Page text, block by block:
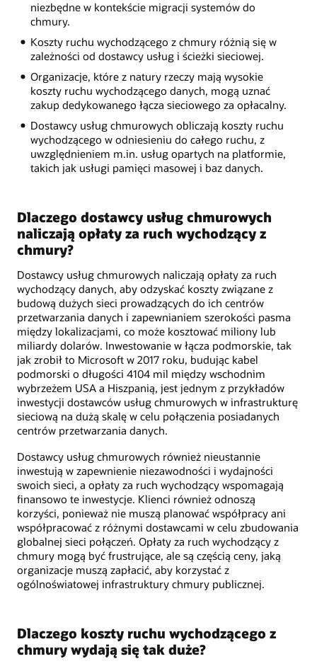
niezbędne w kontekście migracji systemów do
chmury.
Koszty ruchu wychodzącego z chmury różnią się w
zależności od dostawcy usług i ścieżki sieciowej.
Organizacje, które z natury rzeczy mają wysokie
koszty ruchu wychodzącego danych, mogą uznać
zakup dedykowanego łącza sieciowego za opłacalny.
Dostawcy usług chmurowych obliczają koszty ruchu
wychodzącego w odniesieniu do całego ruchu, z
uwzględnieniem m.in. usług opartych na platformie,
takich jak usługi pamięci masowej i baz danych.
Dlaczego dostawcy usług chmurowych
naliczają opłaty za ruch wychodzący z
chmury?
Dostawcy usług chmurowych naliczają opłaty za ruch
wychodzący danych, aby odzyskać koszty związane z
budową dużych sieci prowadzących do ich centrów
przetwarzania danych i zapewnianiem szerokości pasma
między lokalizacjami, co może kosztować miliony lub
miliardy dolarów. Inwestowanie w łącza podmorskie, tak
jak zrobił to Microsoft w 2017 roku, budując kabel
podmorski o długości 4104 mil między wschodnim
wybrzeżem USA a Hiszpanią, jest jednym z przykładów
inwestycji dostawców usług chmurowych w infrastrukturę
sieciową na dużą skalę w celu połączenia posiadanych
centrów przetwarzania danych.
Dostawcy usług chmurowych również nieustannie
inwestują w zapewnienie niezawodności i wydajności
swoich sieci, a opłaty za ruch wychodzący wspomagają
finansowo te inwestycje. Klienci również odnoszą
korzyści, ponieważ nie muszą planować współpracy ani
współpracować z różnymi dostawcami w celu zbudowania
globalnej sieci połączeń. Opłaty za ruch wychodzący z
chmury mogą być frustrujące, ale są częścią ceny, jaką
organizacje muszą zapłacić, aby korzystać z
ogólnoświatowej infrastruktury chmury publicznej.
Dlaczego koszty ruchu wychodzącego z
chmury wydają się tak duże?